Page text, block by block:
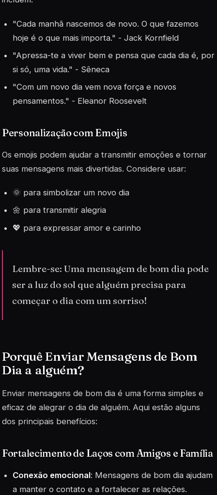
"Cada manhã nascemos de novo. O que fazemos
hoje é o que mais importa." - Jack Kornfield
"Apressa-te a viver bem e pensa que cada dia é, por
si só, uma vida." - Sêneca
"Com um novo dia vem nova força e novos
pensamentos." - Eleanor Roosevelt
Personalização com Emojis
Os emojis podem ajudar a transmitir emoções e tornar
suas mensagens mais divertidas. Considere usar:
🌞 para simbolizar um novo dia
🌼 para transmitir alegria
💖 para expressar amor e carinho
Lembre-se: Uma mensagem de bom dia pode
ser a luz do sol que alguém precisa para
começar o dia com um sorriso!
Porquê Enviar Mensagens de Bom
Dia a alguém?
Enviar mensagens de bom dia é uma forma simples e
eficaz de alegrar o dia de alguém. Aqui estão alguns
dos principais benefícios:
Fortalecimento de Laços com Amigos e Família
Conexão emocional: Mensagens de bom dia ajudam
a manter o contato e a fortalecer as relações.